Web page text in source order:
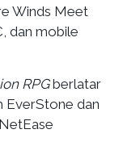
Winds Meet
dan mobile
RPGberlatar
EverStone dan